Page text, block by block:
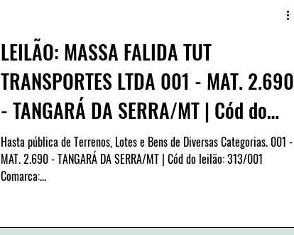
LEILÃO: MASSA FALIDA TUT
TRANSPORTES LTDA 001 - MAT. 2.690
- TANGARÁ DA SERRA/MT | Cód do
leilão: 31
Hasta pública de Terrenos, Lotes e Bens de Diversas Categorias. 001 -
MAT. 2.690 - TANGARÁ DA SERRA/MT | Cód do leilão: 313/001
Comarca:...